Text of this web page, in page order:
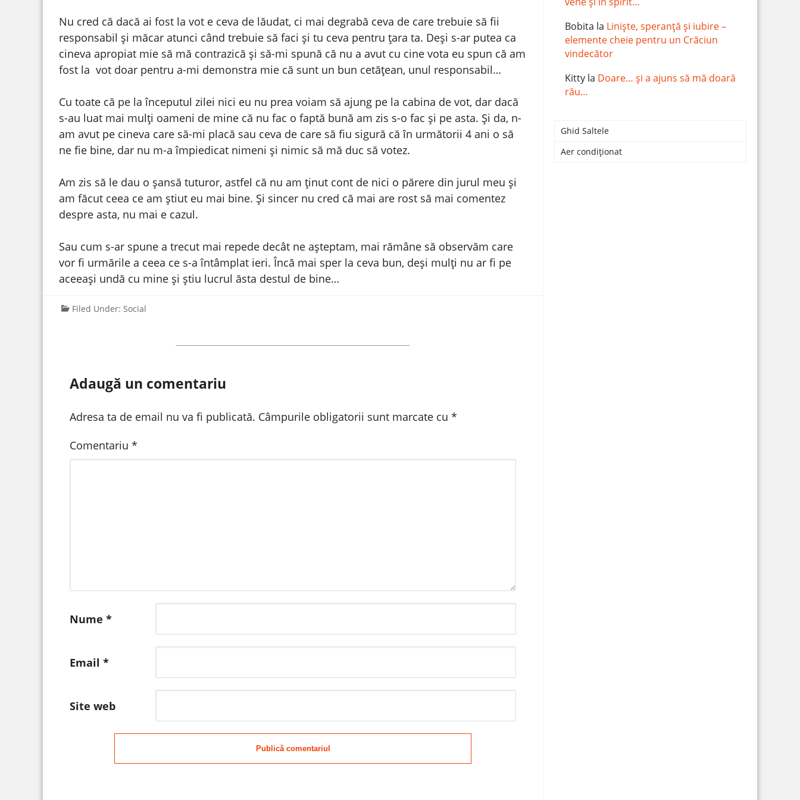
Nu cred că dacă ai fost la vot e ceva de lăudat, ci mai degrabă ceva de care trebuie să fii
responsabil și măcar atunci când trebuie să faci și tu ceva pentru țara ta. Deși s-ar putea ca
cineva apropiat mie să mă contrazică și să-mi spună că nu a avut cu cine vota eu spun că am
fost la vot doar pentru a-mi demonstra mie că sunt un bun cetățean, unul responsabil…
Cu toate că pe la începutul zilei nici eu nu prea voiam să ajung pe la cabina de vot, dar dacă
s-au luat mai mulți oameni de mine că nu fac o faptă bună am zis s-o fac și pe asta. Și da, n-
am avut pe cineva care să-mi placă sau ceva de care să fiu sigură că în următorii 4 ani o să
ne fie bine, dar nu m-a împiedicat nimeni și nimic să mă duc să votez.
Am zis să le dau o șansă tuturor, astfel că nu am ținut cont de nici o părere din jurul meu și
am făcut ceea ce am știut eu mai bine. Și sincer nu cred că mai are rost să mai comentez
despre asta, nu mai e cazul.
Sau cum s-ar spune a trecut mai repede decât ne așteptam, mai rămâne să observăm care
vor fi urmările a ceea ce s-a întâmplat ieri. Încă mai sper la ceva bun, deși mulți nu ar fi pe
aceeași undă cu mine și știu lucrul ăsta destul de bine…
Filed Under: Social
Adaugă un comentariu
Adresa ta de email nu va fi publicată. Câmpurile obligatorii sunt marcate cu *
Comentariu *
Nume *
Email *
Site web
Publică comentariul
Bobita la Liniște, speranță și iubire –
elemente cheie pentru un Crăciun
vindecător
Kitty la Doare… și a ajuns să mă doară
rău…
Ghid Saltele
Aer condiționat